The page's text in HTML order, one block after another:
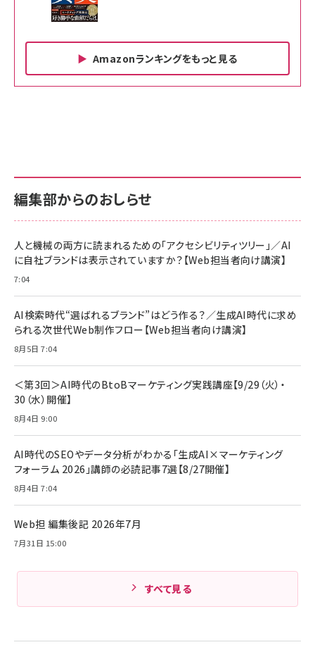
Amazonランキングをもっと見る
￥880
anan(アンアン)2026/06/24号 No.2500増刊
スペシャルエディション[王道エンタメの矜持／
￥1,100
年後半、あなたの恋と運命／山田涼介]
￥880
Amazonランキングをもっと見る
サポート正規品 メーカー保証5年 KLMEA128G
NIMASO ガラスフィルム iPhone 17 用 保護フィ
すい ガイド枠付き いPhone17 (6.3インチ) 対応
2枚セット DSP25F1698
￥1,599
【New】Amazon Fire TV Stick HD | 手軽にスト
レイヤー
￥6,980
Anker Soundcore P31i (Bluetooth 6.1) 【完
全ワイヤレスイヤホン/アクティブノイズキャンセリ
ング/マルチポイント接続 / 最大50時間再生 / PSE
Anker PowerLine III Flow USB-C & USB-C
ケーブル Anker絡まないケーブル 240W 結束バン
ド付き USB PD対応 シリコン素材採用 iPhone
17 / 16 / 15 / Galaxy iPad Pro MacBook
Amazonランキングをもっと見る
サポート正規品 メーカー保証5年 KLMEA128G
Amazon eギフトカード - Amazonロゴ - クラ
￥5,000
ケーブル Anker絡まないケーブル 240W 結束バン
17 / 16 / 15 / Galaxy iPad Pro MacBook
Pro/Air 各種対応 (1.8m ミッドナイトブラック)
￥1,890
キャンペーン】
￥4,857
Amazonランキングをもっと見る
編集部からのおしらせ
人と機械の両方に読まれるための「アクセシビリティツリー」／AI
に自社ブランドは表示されていますか？【Web担当者向け講演】
7:04
AI検索時代“選ばれるブランド”はどう作る？／生成AI時代に求め
られる次世代Web制作フロー【Web担当者向け講演】
8月5日 7:04
＜第3回＞AI時代のBtoBマーケティング実践講座【9/29（火）・
30（水）開催】
8月4日 9:00
AI時代のSEOやデータ分析がわかる「生成AI×マーケティング
フォーラム 2026」講師の必読記事7選【8/27開催】
8月4日 7:04
Web担 編集後記 2026年7月
7月31日 15:00
すべて見る